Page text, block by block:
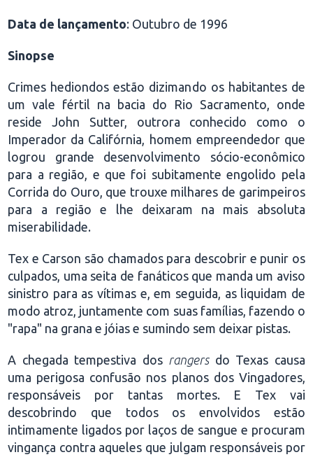
Data de lançamento: Outubro de 1996
Sinopse
Crimes hediondos estão dizimando os habitantes de
um vale fértil na bacia do Rio Sacramento, onde
reside John Sutter, outrora conhecido como o
Imperador da Califórnia, homem empreendedor que
logrou grande desenvolvimento sócio-econômico
para a região, e que foi subitamente engolido pela
Corrida do Ouro, que trouxe milhares de garimpeiros
para a região e lhe deixaram na mais absoluta
miserabilidade.
Tex e Carson são chamados para descobrir e punir os
culpados, uma seita de fanáticos que manda um aviso
sinistro para as vítimas e, em seguida, as liquidam de
modo atroz, juntamente com suas famílias, fazendo o
"rapa" na grana e jóias e sumindo sem deixar pistas.
A chegada tempestiva dos rangersdo Texas causa
uma perigosa confusão nos planos dos Vingadores,
responsáveis por tantas mortes. E Tex vai
descobrindo que todos os envolvidos estão
intimamente ligados por laços de sangue e procuram
vingança contra aqueles que julgam responsáveis por